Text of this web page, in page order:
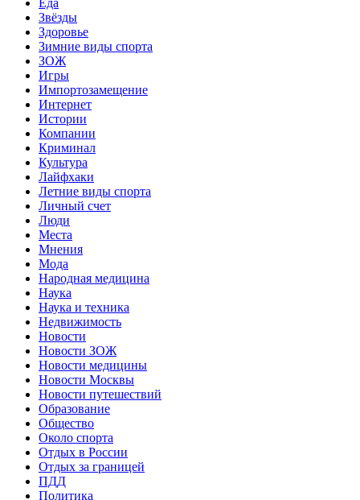
Звёзды
Здоровье
Зимние виды спорта
ЗОЖ
Игры
Импортозамещение
Интернет
Истории
Компании
Криминал
Культура
Лайфхаки
Летние виды спорта
Личный счет
Люди
Места
Мнения
Мода
Народная медицина
Наука
Наука и техника
Недвижимость
Новости
Новости ЗОЖ
Новости медицины
Новости Москвы
Новости путешествий
Образование
Общество
Около спорта
Отдых в России
Отдых за границей
ПДД
Политика